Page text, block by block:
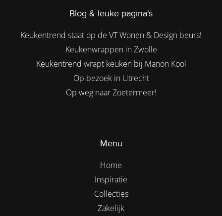
Blog & leuke pagina's
Keukentrend staat op de VT Wonen & Design beurs!
Keukenwrappen in Zwolle
Keukentrend wrapt keuken bij Manon Kool
Op bezoek in Utrecht
Op weg naar Zoetermeer!
Menu
Home
Inspiratie
Collecties
Zakelijk